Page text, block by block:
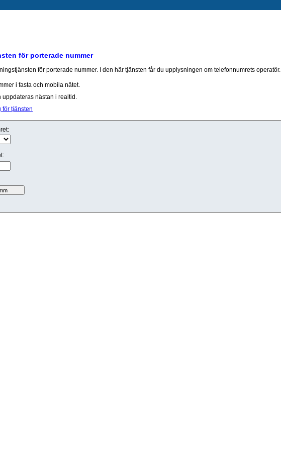
för porterade nummer
för porterade nummer. I den här tjänsten får du upplysningen om telefonnumrets operatör.
i fasta och mobila nätet.
uppdateras nästan i realtid.
för tjänsten